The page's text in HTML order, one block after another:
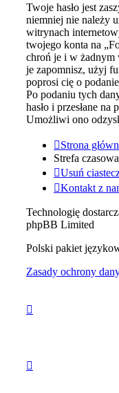
Twoje hasło jest
niemniej nie należy
witrynach
twojego konta na
chroń je i w żadnym
je zapomnisz, użyj
poprosi cię o
Po podaniu tych
hasło i przesłane
Umożliwi ono
Strona
Strefa czasowa
Usuń
Kontakt z
Technologię
phpBB Limited
Polski pakiet
Zasady ochrony